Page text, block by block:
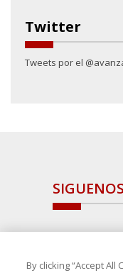
Twitter
Tweets por el
SIGUENOS
By clicking “Accept